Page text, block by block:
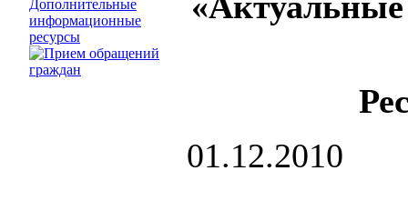
Дополнительные
информационные
ресурсы